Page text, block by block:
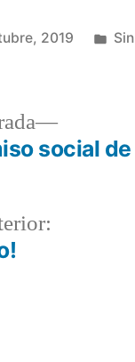
2019
Siguiente
entrada:
social de